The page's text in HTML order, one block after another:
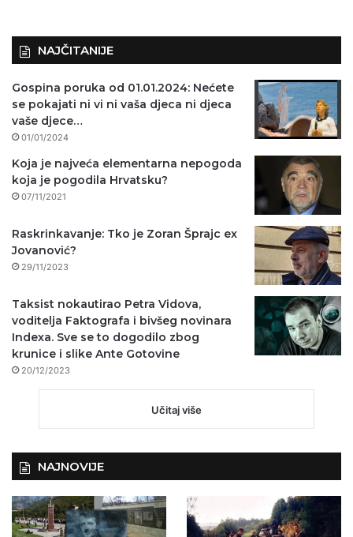
NAJČITANIJE
Gospina poruka od 01.01.2024: Nećete
se pokajati ni vi ni vaša djeca ni djeca
vaše djece…
01/01/2024
Koja je najveća elementarna nepogoda
koja je pogodila Hrvatsku?
07/11/2021
Raskrinkavanje: Tko je Zoran Šprajc ex
Jovanović?
29/11/2023
Taksist nokautirao Petra Vidova,
voditelja Faktografa i bivšeg novinara
Indexa. Sve se to dogodilo zbog
krunice i slike Ante Gotovine
20/12/2023
Učitaj više
NAJNOVIJE